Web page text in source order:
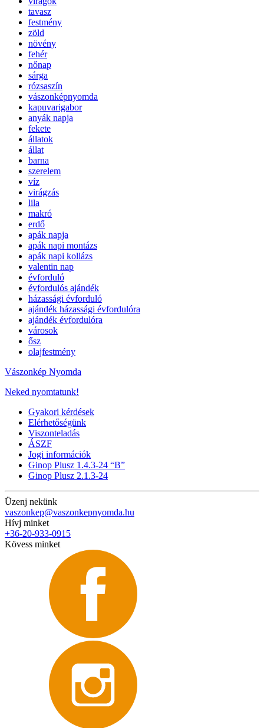
tavasz
festmény
zöld
növény
fehér
nőnap
sárga
rózsaszín
vászonképnyomda
kapuvarigabor
anyák napja
fekete
állatok
állat
barna
szerelem
víz
virágzás
lila
makró
erdő
apák napja
apák napi montázs
apák napi kollázs
valentin nap
évforduló
évfordulós ajándék
házassági évforduló
ajándék házassági évfordulóra
ajándék évfordulóra
városok
ősz
olajfestmény
Vászonkép Nyomda
Neked nyomtatunk!
Gyakori kérdések
Elérhetőségünk
Viszonteladás
ÁSZF
Jogi információk
Ginop Plusz 1.4.3-24 “B”
Ginop Plusz 2.1.3-24
Üzenj nekünk
vaszonkep@vaszonkepnyomda.hu
Hívj minket
+36-20-933-0915
Kövess minket